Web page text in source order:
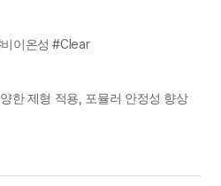
이온성 #Clear
한 제형 적용, 포뮬러 안정성 향상